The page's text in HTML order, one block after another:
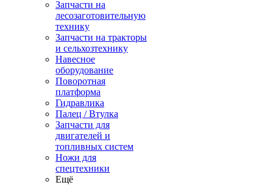
Запчасти на
лесозаготовительную
технику
Запчасти на тракторы
и сельхозтехнику
Навесное
оборудование
Поворотная
платформа
Гидравлика
Палец / Втулка
Запчасти для
двигателей и
топливных систем
Ножи для
спецтехники
Ещё